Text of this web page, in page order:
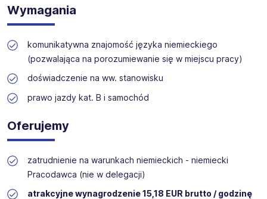
Wymagania
komunikatywna znajomość języka niemieckiego
(pozwalająca na porozumiewanie się w miejscu pracy)
doświadczenie na ww. stanowisku
prawo jazdy kat. B i samochód
Oferujemy
zatrudnienie na warunkach niemieckich - niemiecki
Pracodawca (nie w delegacji)
atrakcyjne wynagrodzenie 15,18 EUR brutto / godzinę